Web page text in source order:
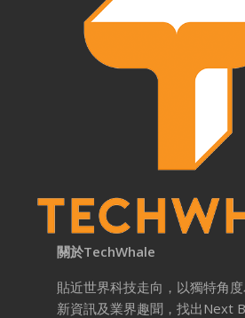
關於TechWhale
貼近世界科技走向，以獨特角
新資訊及業界趣聞，找出Next